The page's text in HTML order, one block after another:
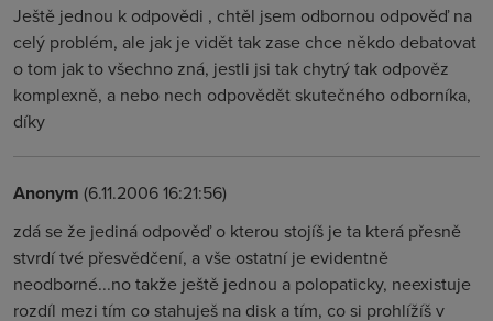
Ještě jednou k odpovědi , chtěl jsem odbornou odpověď na
celý problém, ale jak je vidět tak zase chce někdo debatovat
o tom jak to všechno zná, jestli jsi tak chytrý tak odpověz
komplexně, a nebo nech odpovědět skutečného odborníka,
díky
Anonym (6.11.2006 16:21:56)
zdá se že jediná odpověď o kterou stojíš je ta která přesně
stvrdí tvé přesvědčení, a vše ostatní je evidentně
neodborné...no takže ještě jednou a polopaticky, neexistuje
rozdíl mezi tím co stahuješ na disk a tím, co si prohlížíš v